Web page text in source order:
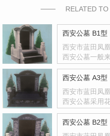
RELATED
西安公墓 B1型
西安市蓝田凤
西安公墓一般
西安公墓 A3型
西安市蓝田凤
西安公墓采用
西安公墓 B2型